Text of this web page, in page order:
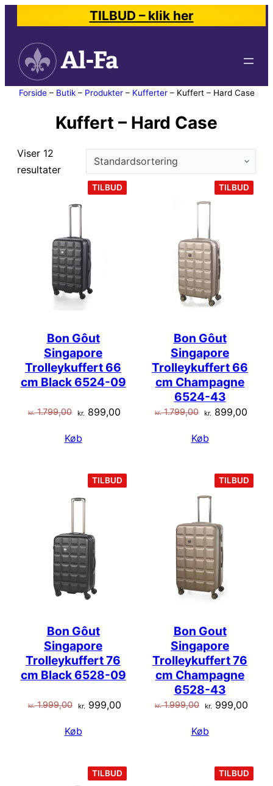
TILBUD – klik her
Forside– Butik– Produkter– Kufferter– Kuffert – Hard Case
Kuffert – Hard Case
Viser 12
resultater
TILBUD
PÅ
Bon Gôut
Singapore
Trolleykuffert 66
cm Black 6524-09
kr.1.799,00 Den
pris
kr. 1.799,00.
kr. 899,00
kr. 899,00.
Køb
TILBUD
PÅ
Bon Gôut
Singapore
Trolleykuffert 66
cm Champagne
6524-43
kr.1.799,00 Den
pris
kr. 1.799,00.
kr. 899,00
kr.
Køb
TILBUD
PÅ
Bon Gôut
Singapore
Trolleykuffert 76
cm Black 6528-09
kr.1.999,00 Den
pris
kr. 1.999,00.
kr. 999,00Den
kr. 999,00.
Køb
TILBUD
PÅ
Bon Gout
Singapore
Trolleykuffert 76
cm Champagne
6528-43
kr.1.999,00 Den
pris
kr. 1.999,00.
kr. 999,00Den
kr.
Køb
TILBUD
PÅ
TILBUD
PÅ